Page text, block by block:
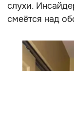
слухи.
смеётся над